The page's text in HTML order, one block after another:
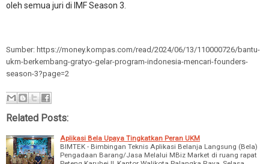
oleh semua juri di IMF Season 3.
Sumber: https://money.kompas.com/read/2024/06/13/110000726/bantu-
ukm-berkembang-gratyo-gelar-program-indonesia-mencari-founders-
season-3?page=2
Related Posts:
Aplikasi Bela Upaya Tingkatkan Peran UKM
BIMTEK - Bimbingan Teknis Aplikasi Belanja Langsung (Bela)
Pengadaan Barang/Jasa Melalui MBiz Market di ruang rapat